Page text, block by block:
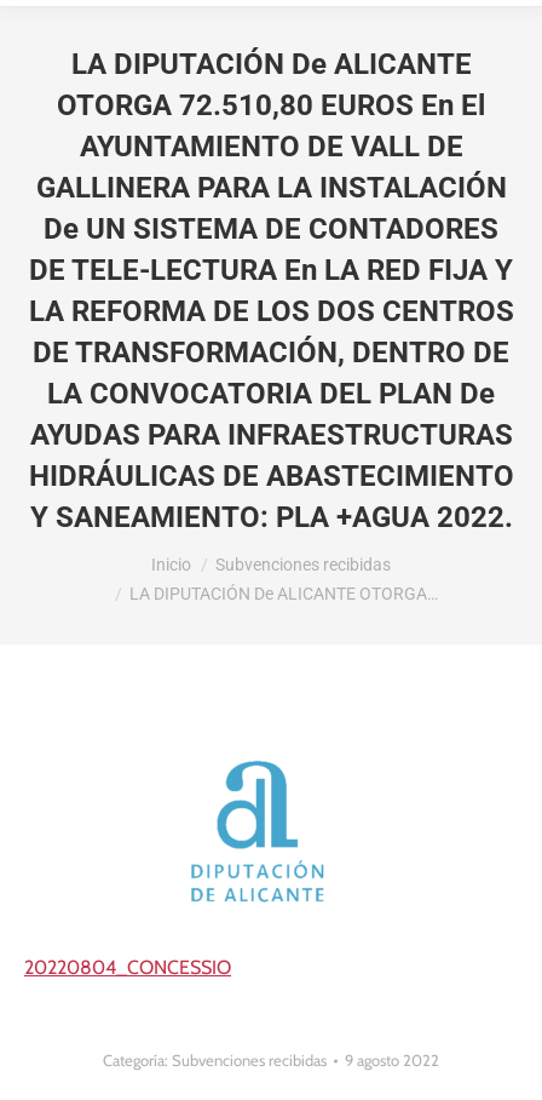
LA DIPUTACIÓN De ALICANTE
OTORGA 72.510,80 EUROS En El
AYUNTAMIENTO DE VALL DE
GALLINERA PARA LA INSTALACIÓN
De UN SISTEMA DE CONTADORES
DE TELE-LECTURA En LA RED FIJA Y
LA REFORMA DE LOS DOS CENTROS
DE TRANSFORMACIÓN, DENTRO DE
LA CONVOCATORIA DEL PLAN De
AYUDAS PARA INFRAESTRUCTURAS
HIDRÁULICAS DE ABASTECIMIENTO
Y SANEAMIENTO: PLA +AGUA 2022.
Inicio
Subvenciones recibidas
LA DIPUTACIÓN De ALICANTE OTORGA…
20220804_CONCESSIO
Categoría: Subvenciones recibidas 9 agosto 2022